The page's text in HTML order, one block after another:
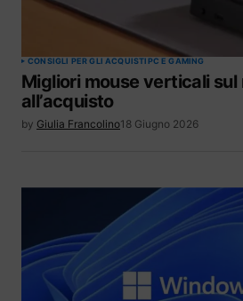
CONSIGLI PER GLI ACQUISTIPC E GAMING
Migliori mouse verticali sul
all’acquisto
by Giulia Francolino18 Giugno 2026